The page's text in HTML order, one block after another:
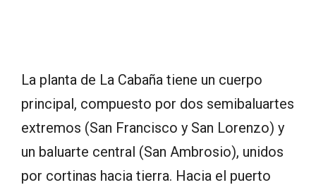
La planta de La Cabaña tiene un cuerpo
principal, compuesto por dos semibaluartes
extremos (San Francisco y San Lorenzo) y
un baluarte central (San Ambrosio), unidos
por cortinas hacia tierra. Hacia el puerto